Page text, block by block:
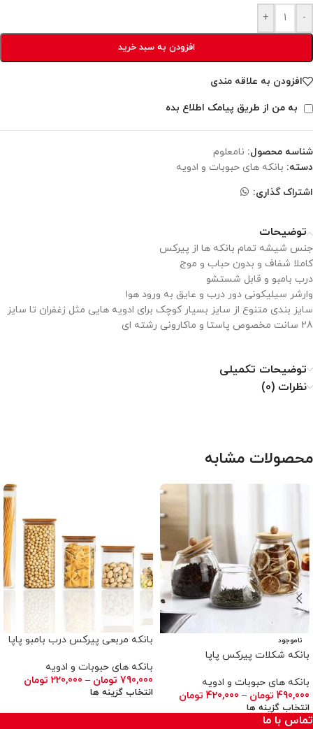
-
+
افزودن به سبد خرید
افزودن به علاقه مندی
به من از طریق پیامک اطلاع بده
شناسه محصول: نامعلوم
دسته: بانکه های حبوبات و ادویه
اشتراک گذاری:
توضیحات
جنس شیشه تمام بانکه ها از پیرکس
کاملا شفاف و بدون حباب و موج
درب بامبو و قابل شستشو
وارشر سیلیکونی دور درب و عایق به ورود هوا
سایز بندی متنوع از سایز بسیار کوچک برای ادویه هایی مثل زغفران تا سایز
28 سانت مخصوص پاستا و ماکارونی رشته ای
توضیحات تکمیلی
نظرات (0)
محصولات مشابه
ناموجود
بانکه شکلات پیرکس پاپا
بانکه های حبوبات و ادویه
490,000 تومان –
420,000 تومان
انتخاب گزینه ها
بانکه مربعی پیرکس درب بامبو پاپا
بانکه های حبوبات و ادویه
790,000 تومان –
220,000 تومان
انتخاب گزینه ها
تماس با ما